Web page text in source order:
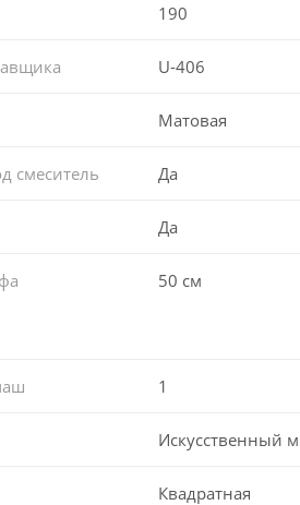
190
U-406
Матовая
смеситель Да
Да
50 см
1
Искусственный
Квадратная